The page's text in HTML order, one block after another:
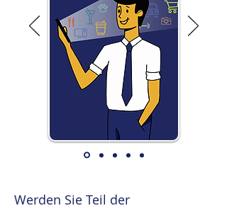
Werden Sie Teil der